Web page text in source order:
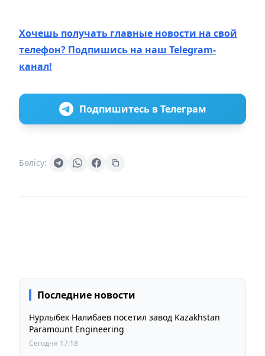
Хочешь получать главные новости на свой
телефон? Подпишись на наш Telegram-
канал!
Подпишитесь в Телеграм
Бөлісу:
Последние новости
Нурлыбек Налибаев посетил завод Kazakhstan
Paramount Engineering
Сегодня 17:18